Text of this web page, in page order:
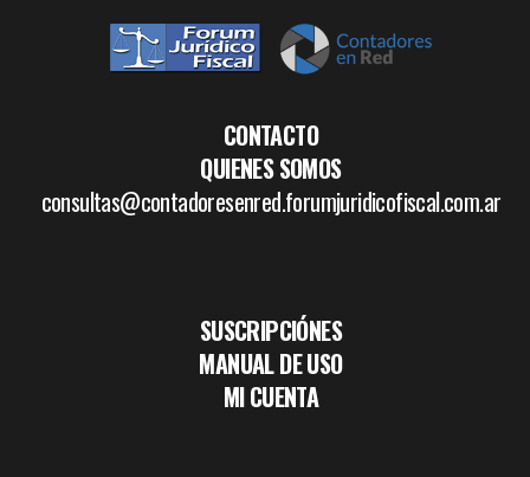
CONTACTO
QUIENES SOMOS
consultas@contadoresenred.forumjuridicofiscal.com.ar
SUSCRIPCIÓNES
MANUAL DE USO
MI CUENTA